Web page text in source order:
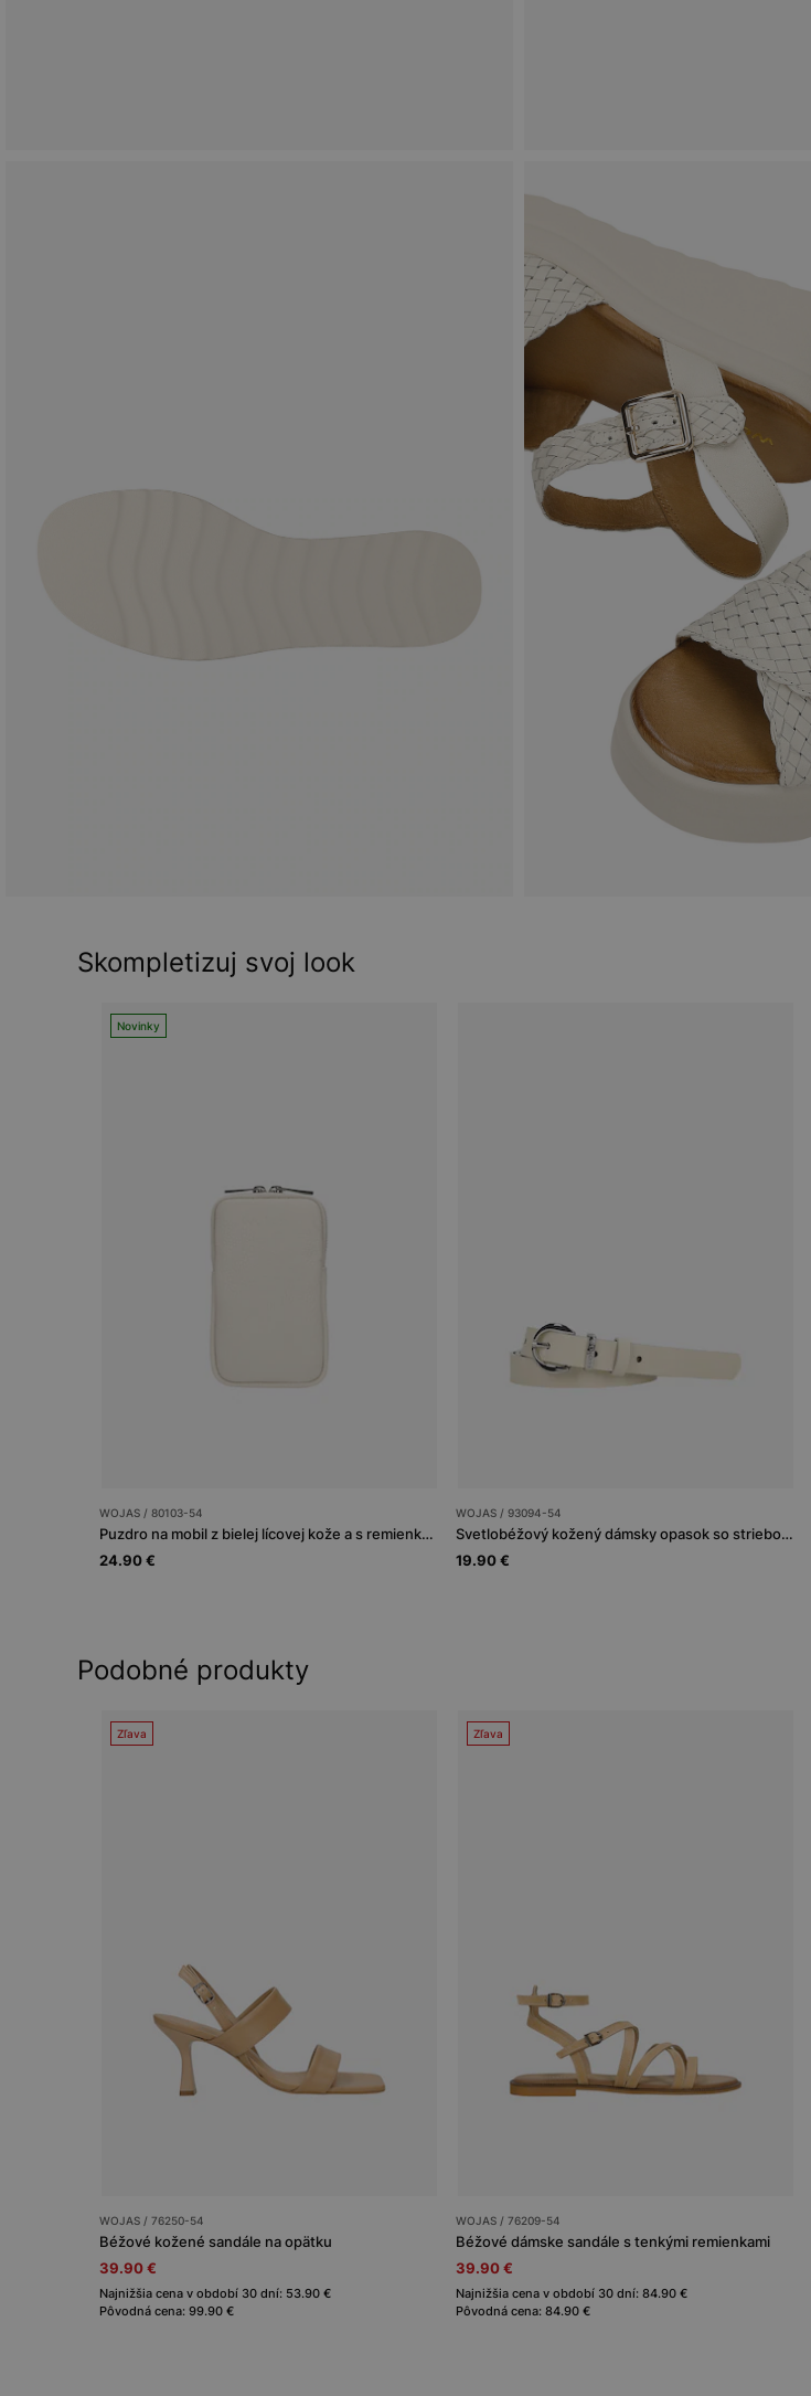
Skompletizuj svoj look
Novinky
WOJAS / 80103-54
Puzdro na mobil z bielej lícovej kože a s remienkom
24.90 €
WOJAS / 93094-54
Svetlobéžový kožený dámsky opasok so striebornou prackou
19.90 €
Podobné produkty
Zľava
WOJAS / 76250-54
Béžové kožené sandále na opätku
39.90 €
Najnižšia cena v období 30 dní: 53.90 €
Pôvodná cena: 99.90 €
Zľava
WOJAS / 76209-54
Béžové dámske sandále s tenkými remienkami
39.90 €
Najnižšia cena v období 30 dní: 84.90 €
Pôvodná cena: 84.90 €